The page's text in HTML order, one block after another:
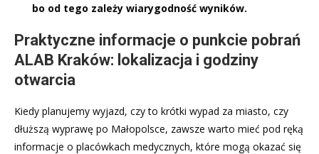
bo od tego zależy wiarygodność wyników.
Praktyczne informacje o punkcie pobrań
ALAB Kraków: lokalizacja i godziny
otwarcia
Kiedy planujemy wyjazd, czy to krótki wypad za miasto, czy
dłuższą wyprawę po Małopolsce, zawsze warto mieć pod ręką
informacje o placówkach medycznych, które mogą okazać się